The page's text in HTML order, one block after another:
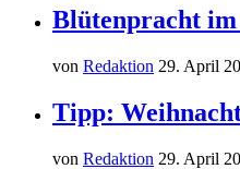
Blütenpracht im
von Redaktion 29. April
Tipp:
von Redaktion 29. April